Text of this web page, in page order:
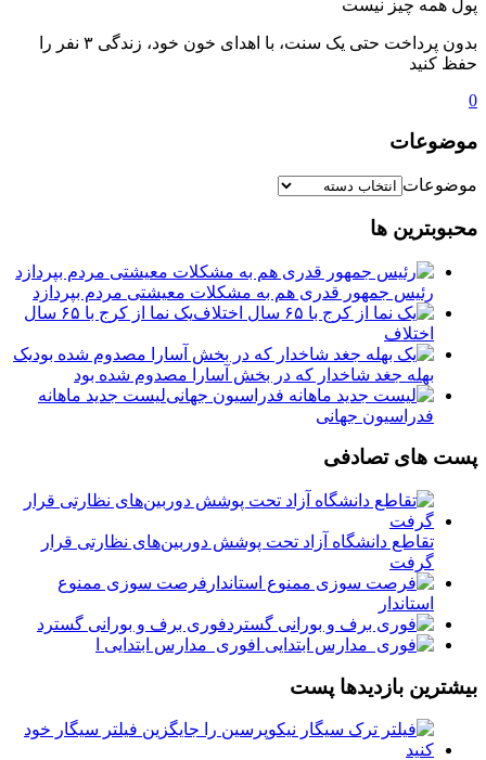
پول همه چیز نیست
بدون پرداخت حتی یک سنت، با اهدای خون خود، زندگی ۳ نفر را
حفظ کنید
0
موضوعات
موضوعات
محبوبترین ها
رئیس جمهور قدری هم به مشکلات معیشتی مردم بپردازد
یک نما از کرج با ۶۵ سال
اختلاف
یک
بهله جغد شاخدار که در بخش آسارا مصدوم شده بود
لیست جدید ماهانه
فدراسیون جهانی
پست های تصادفی
تقاطع دانشگاه آزاد تحت پوشش دوربین‌های نظارتی قرار
گرفت
فرصت سوزی ممنوع
استاندار
فوری برف و بورانی گسترد
فوری ️ مدارس ابتدایی ا
بیشترین بازدیدها پست